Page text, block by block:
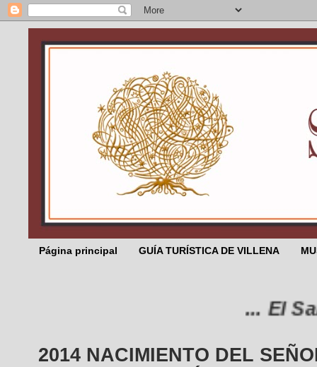
Página principal GUÍA TURÍSTICA DE VILLENA
... El
2014 NACIMIENTO DEL